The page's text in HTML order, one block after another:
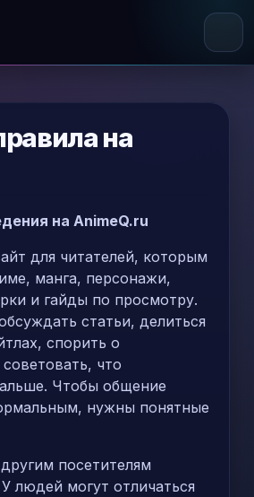
на
на AnimeQ.ru
для читателей, которым
манга, персонажи,
и гайды по просмотру.
статьи, делиться
спорить о
что
Чтобы общение
нужны понятные
посетителям
людей могут отличаться